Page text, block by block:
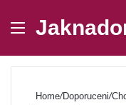
Menu
Home/Doporuceni/